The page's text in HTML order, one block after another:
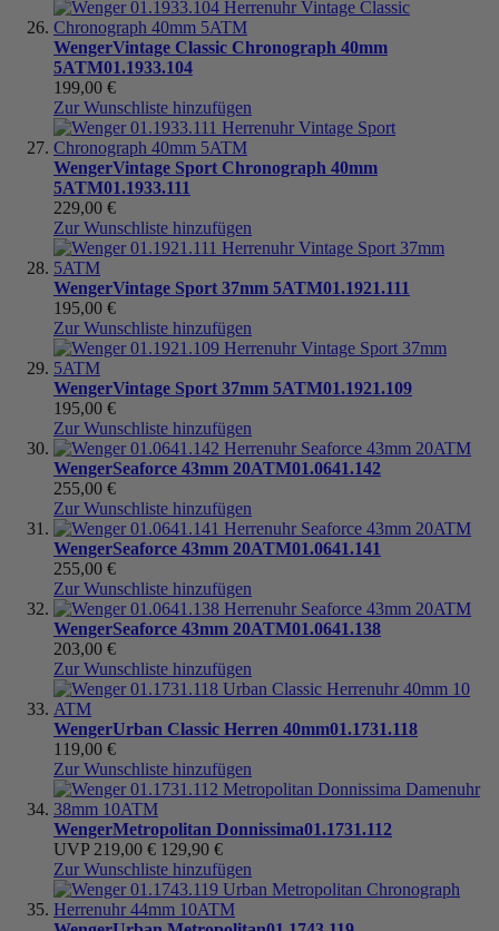
WengerVintage Classic Chronograph 40mm
5ATM01.1933.104
199,00 €
Zur Wunschliste hinzufügen
WengerVintage Sport Chronograph 40mm
5ATM01.1933.111
229,00 €
Zur Wunschliste hinzufügen
WengerVintage Sport 37mm 5ATM01.1921.111
195,00 €
Zur Wunschliste hinzufügen
WengerVintage Sport 37mm 5ATM01.1921.109
195,00 €
Zur Wunschliste hinzufügen
WengerSeaforce 43mm 20ATM01.0641.142
255,00 €
Zur Wunschliste hinzufügen
WengerSeaforce 43mm 20ATM01.0641.141
255,00 €
Zur Wunschliste hinzufügen
WengerSeaforce 43mm 20ATM01.0641.138
203,00 €
Zur Wunschliste hinzufügen
WengerUrban Classic Herren 40mm01.1731.118
119,00 €
Zur Wunschliste hinzufügen
WengerMetropolitan Donnissima01.1731.112
UVP 219,00 € 129,90 €
Zur Wunschliste hinzufügen